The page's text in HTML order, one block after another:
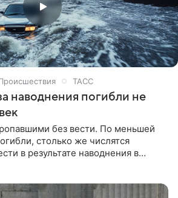
ТАСС
наводнения погибли не
без вести. По меньшей
столько же числятся
в результате наводнения в